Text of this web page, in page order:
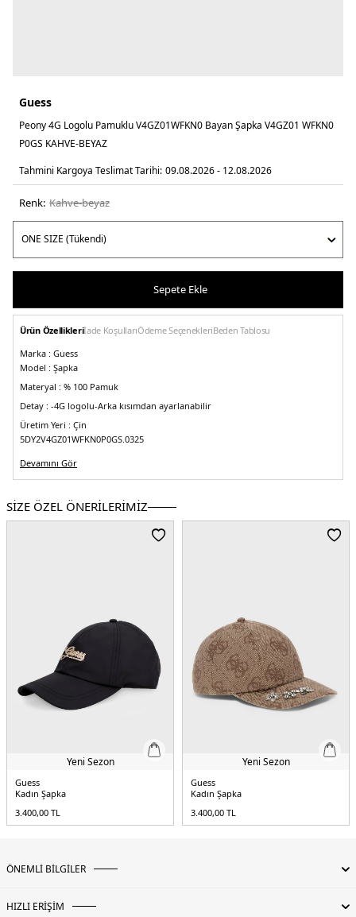
Guess
Peony 4G Logolu Pamuklu V4GZ01WFKN0 Bayan Şapka V4GZ01 WFKN0
P0GS KAHVE-BEYAZ
Tahmini Kargoya Teslimat Tarihi: 09.08.2026 - 12.08.2026
Renk: kahve-beyaz
Sepete Ekle
Ürün Özellikleriİade KoşullarıÖdeme SeçenekleriBeden Tablosu
Marka : Guess
Model : Şapka
Materyal : % 100 Pamuk
Detay : -4G logolu-Arka kısımdan ayarlanabilir
Üretim Yeri : Çin
5DY2V4GZ01WFKN0P0GS.0325
Devamını Gör
SİZE ÖZEL ÖNERİLERİMİZ
Yeni Sezon
Guess
Kadın Şapka
3.400,00 TL
Yeni Sezon
Guess
Kadın Şapka
3.400,00 TL
ÖNEMLİ BİLGİLER
HIZLI ERİŞİM